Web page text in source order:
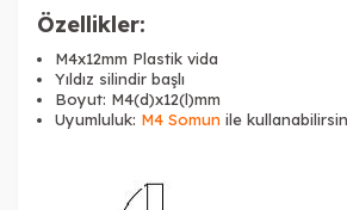
Özellikler:
M4x12mm Plastik vida
Yıldız silindir başlı
Boyut: M4(d)x12(l)mm
Uyumluluk: M4 Somun ile